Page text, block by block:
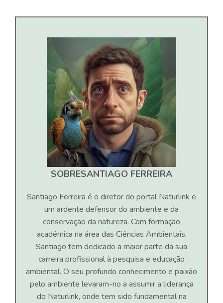
SOBRESANTIAGO FERREIRA
Santiago Ferreira é o diretor do portal Naturlink e
um ardente defensor do ambiente e da
conservação da natureza. Com formação
académica na área das Ciências Ambientais,
Santiago tem dedicado a maior parte da sua
carreira profissional à pesquisa e educação
ambiental. O seu profundo conhecimento e paixão
pelo ambiente levaram-no a assumir a liderança
do Naturlink, onde tem sido fundamental na